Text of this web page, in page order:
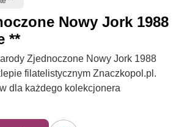
Nowy Jork 1988
**
Zjednoczone Nowy Jork 1988
filatelistycznym Znaczkopol.pl.
dla każdego kolekcjonera